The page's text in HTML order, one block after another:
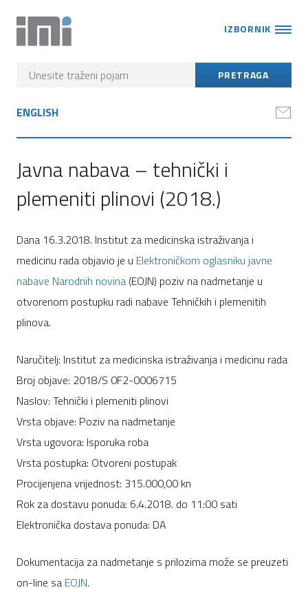
IZBORNIK
ENGLISH
Javna nabava – tehnički i
plemeniti plinovi (2018.)
Dana 16.3.2018. Institut za medicinska istraživanja i
medicinu rada objavio je u Elektroničkom oglasniku javne
nabave Narodnih novina (EOJN) poziv na nadmetanje u
otvorenom postupku radi nabave Tehničkih i plemenitih
plinova.
Naručitelj: Institut za medicinska istraživanja i medicinu rada
Broj objave: 2018/S 0F2-0006715
Naslov: Tehnički i plemeniti plinovi
Vrsta objave: Poziv na nadmetanje
Vrsta ugovora: Isporuka roba
Vrsta postupka: Otvoreni postupak
Procijenjena vrijednost: 315.000,00 kn
Rok za dostavu ponuda: 6.4.2018. do 11:00 sati
Elektronička dostava ponuda: DA
Dokumentacija za nadmetanje s prilozima može se preuzeti
on-line sa EOJN.